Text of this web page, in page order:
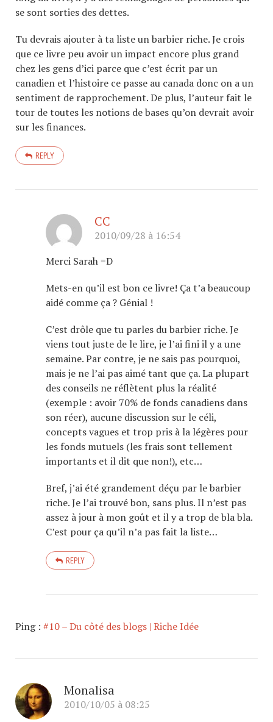
se sont sorties des dettes.
Tu devrais ajouter à ta liste un barbier riche. Je crois
que ce livre peu avoir un impact encore plus grand
chez les gens d’ici parce que c’est écrit par un
canadien et l’histoire ce passe au canada donc on a un
sentiment de rapprochement. De plus, l’auteur fait le
tour de toutes les notions de bases qu’on devrait avoir
sur les finances.
REPLY
CC
2010/09/28 à 16:54
Merci Sarah =D
Mets-en qu’il est bon ce livre! Ça t’a beaucoup
aidé comme ça ? Génial !
C’est drôle que tu parles du barbier riche. Je
viens tout juste de le lire, je l’ai fini il y a une
semaine. Par contre, je ne sais pas pourquoi,
mais je ne l’ai pas aimé tant que ça. La plupart
des conseils ne réflètent plus la réalité
(exemple : avoir 70% de fonds canadiens dans
son réer), aucune discussion sur le céli,
concepts vagues et trop pris à la légères pour
les fonds mutuels (les frais sont tellement
importants et il dit que non!), etc…
Bref, j’ai été grandement déçu par le barbier
riche. Je l’ai trouvé bon, sans plus. Il n’est pas
assez à jour à mon goût et il y a trop de bla bla.
C’est pour ça qu’il n’a pas fait la liste…
REPLY
Ping : #10 – Du côté des blogs | Riche Idée
Monalisa
2010/10/05 à 08:25